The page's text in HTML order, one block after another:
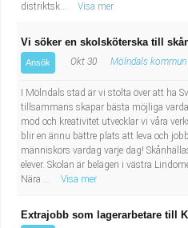
Naturvetenskapligt arbete
Pedagogiskt arbete
Sanering och renhållning
Socialt arbete
Säkerhetsarbete
Tekniskt arbete
Läkarsekreterare/
sekreterare
Lastbilsförare m.fl.
Fastighetsskötare
Informatör/
Brevbärare
distriktsk...
Visa mer
Vi söker en skolsköterska till
Ansök Okt 30 Mölndals kommun
I Mölndals stad är vi stolta över att ha
tillsammans skapar bästa möjliga
mod och kreativitet utvecklar vi våra
blir en ännu bättre plats att leva och
människors vardag varje dag!
elever. Skolan är belägen i västra
Nära ...
Visa mer
Extrajobb som lagerarbetare till